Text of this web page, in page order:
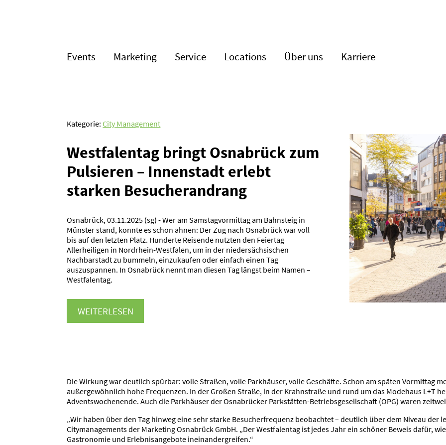
Events Marketing Service Locations Über uns Karriere
Kategorie:City Management
Westfa­lentag bringt Osnabrück zum
Pulsieren – Innen­stadt erlebt
starken Besucher­an­drang
Osnabrück, 03.11.2025 (sg) - Wer am Samstagvormittag am Bahnsteig in
Münster stand, konnte es schon ahnen: Der Zug nach Osnabrück war voll
bis auf den letzten Platz. Hunderte Reisende nutzten den Feiertag
Allerheiligen in Nordrhein-Westfalen, um in der niedersächsischen
Nachbarstadt zu bummeln, einzukaufen oder einfach einen Tag
auszuspannen. In Osnabrück nennt man diesen Tag längst beim Namen –
Westfalentag.
WEITERLESEN
Die Wirkung war deutlich spürbar: volle Straßen, volle Parkhäuser, volle Geschäfte. Schon am späten Vormittag
außergewöhnlich hohe Frequenzen. In der Großen Straße, in der Krahnstraße und rund um das Modehaus L+T
Adventswochenende. Auch die Parkhäuser der Osnabrücker Parkstätten-Betriebsgesellschaft (OPG) waren
„Wir haben über den Tag hinweg eine sehr starke Besucherfrequenz beobachtet – deutlich über dem Niveau der
Citymanagements der Marketing Osnabrück GmbH. „Der Westfalentag ist jedes Jahr ein schöner Beweis dafür,
Gastronomie und Erlebnisangebote ineinandergreifen.“